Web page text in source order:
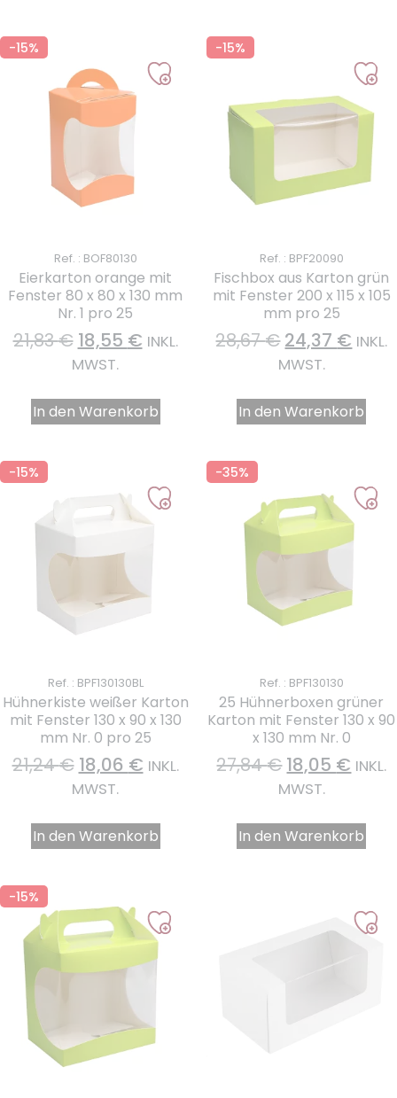
-15%
Ref. : BOF80130
Eierkarton orange mit
Fenster 80 x 80 x 130 mm
Nr. 1 pro 25
21,83€ 18,55 € INKL.
MWST.
In den Warenkorb
-15%
Ref. : BPF20090
Fischbox aus Karton grün
mit Fenster 200 x 115 x 105
mm pro 25
28,67€24,37 € INKL.
MWST.
In den Warenkorb
-15%
Ref. : BPF130130BL
Hühnerkiste weißer Karton
mit Fenster 130 x 90 x 130
mm Nr. 0 pro 25
21,24€ 18,06 € INKL.
MWST.
In den Warenkorb
-35%
Ref. : BPF130130
25 Hühnerboxen grüner
Karton mit Fenster 130 x 90
x 130 mm Nr. 0
27,84€18,05 € INKL.
MWST.
In den Warenkorb
-15%